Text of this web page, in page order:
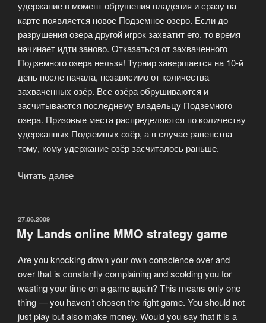
удержание в момент обрушения владения и сразу на
карте появляется новое Подземное озеро. Если до
разрушения озера другой игрок захватит его, то время
начинает идти заново. Отказаться от захваченного
Подземного озера нельзя! Турнир завершается на 10-й
день после начала, независимо от количества
захваченных озёр. Все озёра обрушиваются и
засчитываются последнему владельцу Подземного
озера. Призовые места распределяются по количеству
удержанных Подземных озёр, а в случае равенства
тому, кому удержание озёр засчиталось раньше.
Читать далее
игроки
званием
«Сюзерен».»
ОПУБЛИКОВАНО
27.06.2009
My Lands online MMO strategy game
Are you knocking down your own conscience over and
over that is constantly complaining and scolding you for
wasting your time on a game again? This means only one
thing — you haven’t chosen the right game. You should not
just play but also make money. Would you say that it is a